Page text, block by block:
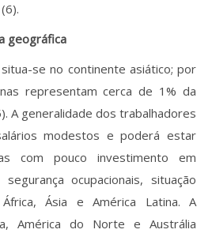
geográfica
se no continente asiático; por
representam cerca de 1% da
A generalidade dos trabalhadores
modestos e poderá estar
com pouco investimento em
ocupacionais, situação
Ásia e América Latina. A
América do Norte e Austrália